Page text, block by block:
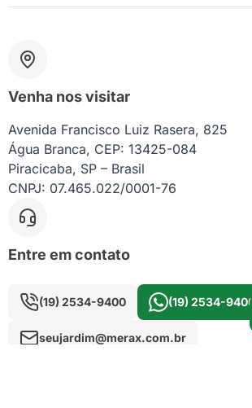
Venha nos visitar
Avenida Francisco Luiz Rasera, 825
Água Branca, CEP: 13425-084
Piracicaba, SP – Brasil
CNPJ: 07.465.022/0001-76
Entre em contato
(19) 2534-9400 (19) 2534-9400
seujardim@merax.com.br